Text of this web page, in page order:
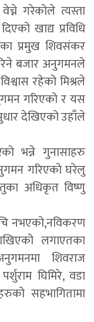
गरेकोले त्यस्ता
खाद्य प्रविधि
प्रमुख शिवसंकर
बजार अनुगमनले
रहेको मिश्रले
गरिएको र यस
देखिएको उहाँले
भन्ने गुनासाहरु
गरिएको घरेलु
अधिकृत विष्णु
नभएको,नविकरण
लगाएतका
शिवराज
घिमिरे, वडा
सहभागितामा